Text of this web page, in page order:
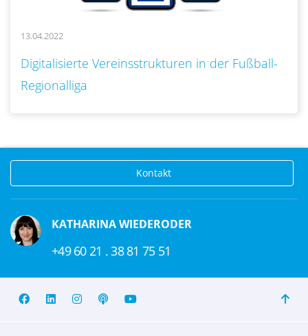
13.04.2022
Digitalisierte Vereinsstrukturen in der Fußball-
Regionalliga
Kontakt
KATHARINA WIEDERODER
+49 60 21 . 38 81 75 51